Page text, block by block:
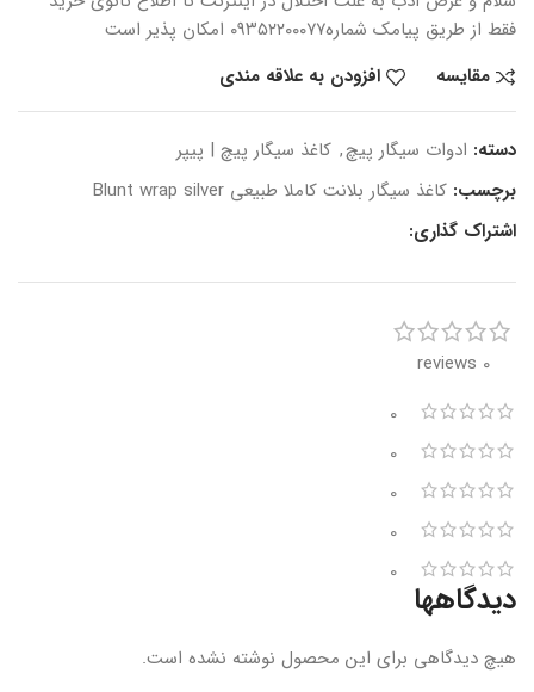
فقط از طریق پیامک شماره۰۹۳۵۲۲۰۰۰۷۷ امکان پذیر است
مقایسه
افزودن به علاقه مندی
دسته: ادوات سیگار پیچ, کاغذ سیگار پیچ | پیپر
برچسب: کاغذ سیگار بلانت کاملا طبیعی Blunt wrap silver
اشتراک گذاری:
0 reviews
0
0
0
0
0
دیدگاهها
هیچ دیدگاهی برای این محصول نوشته نشده است.